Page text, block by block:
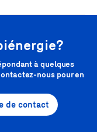
à quelques
nous pour en
de contact